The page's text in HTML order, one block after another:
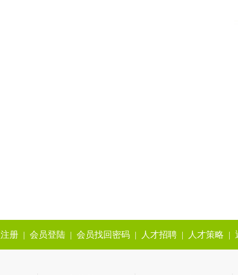
册 | 会员登陆 | 会员找回密码 | 人才招聘 | 人才策略 |